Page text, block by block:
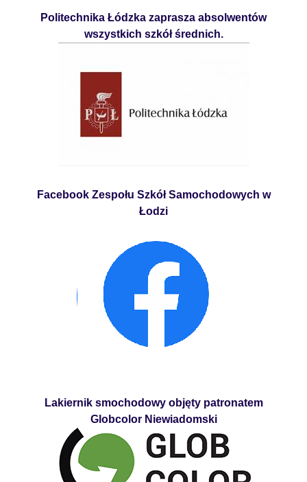
Politechnika Łódzka zaprasza absolwentów
wszystkich szkół średnich.
Facebook Zespołu Szkół Samochodowych w
Łodzi
Lakiernik smochodowy objęty patronatem
Globcolor Niewiadomski